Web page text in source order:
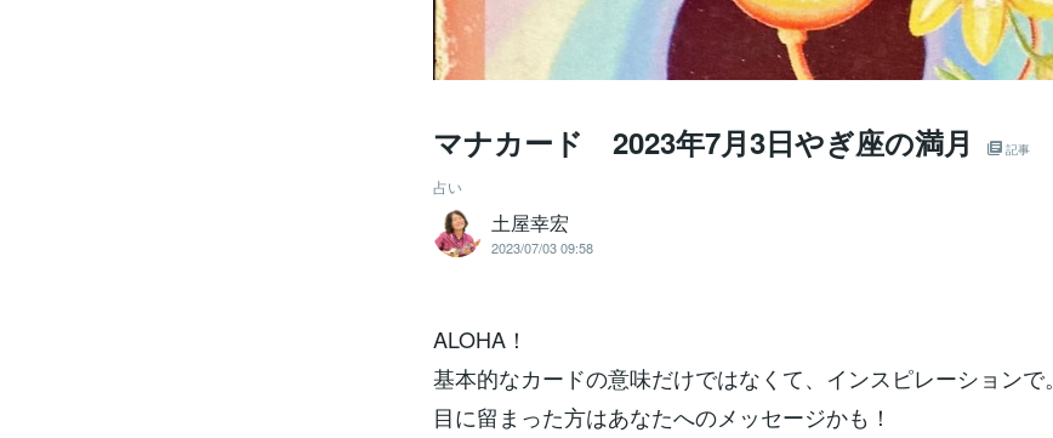
マナカード 2023年7月3日やぎ座の満月 記事
占い
土屋幸宏
2023/07/03 09:58
ALOHA！
基本的なカードの意味だけではなくて、インスピレーションで。
目に留まった方はあなたへのメッセージかも！